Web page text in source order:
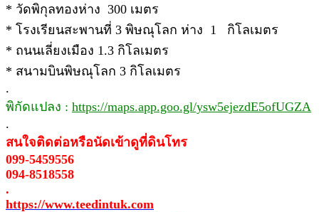
* วัดพิกุลทองห่าง 300 เมตร
* โรงเรียนสะพานที่ 3 พิษณุโลก ห่าง 1 กิโลเมตร
* ถนนเลี่ยงเมือง 1.3 กิโลเมตร
* สนามบินพิษณุโลก 3 กิโลเมตร
.
พิกัดแปลง : https://maps.app.goo.gl/ysw5ejezdE5ofUGZA
.
สนใจติดต่อหรือนัดเข้าดูที่ดินโทร
099-5459556
094-8518558
.
https://www.teedintuk.com